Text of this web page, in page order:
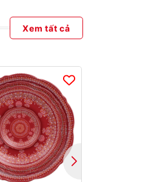
Xem tất cả